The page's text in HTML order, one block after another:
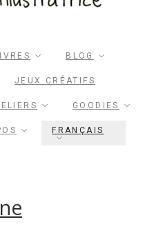
BLOG
JEUX CRÉATIFS
GOODIES
FRANÇAIS